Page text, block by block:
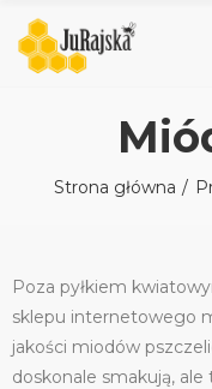
Strona główna
Poza pyłkiem
sklepu internetowego
jakości miodów
doskonale smakują,